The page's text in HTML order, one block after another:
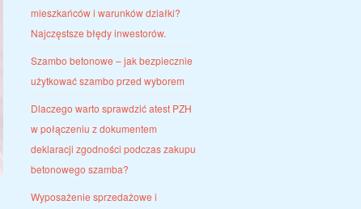
mieszkańców i warunków działki?
Najczęstsze błędy inwestorów.
Szambo betonowe – jak bezpiecznie
użytkować szambo przed wyborem
Dlaczego warto sprawdzić atest PZH
w połączeniu z dokumentem
deklaracji zgodności podczas zakupu
betonowego szamba?
Wyposażenie sprzedażowe i